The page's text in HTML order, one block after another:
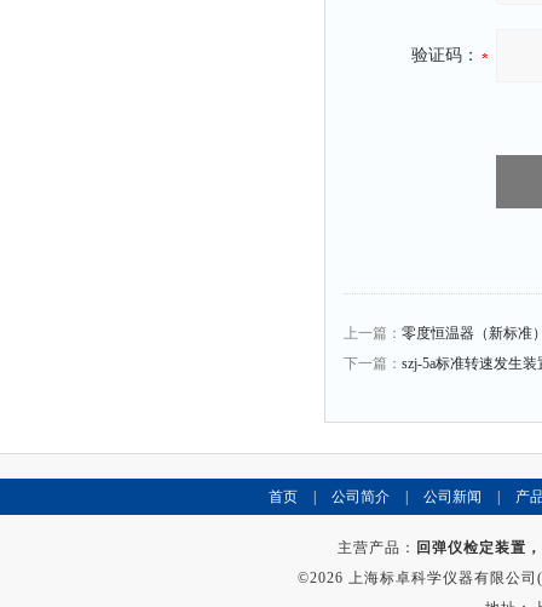
验证码：
上一篇： 零度恒温器（新标准
下一篇： szj-5a标准转速发生装
首页 公司简介 公司新闻 产
主营产品： 回弹仪检定装置
©2026 上海标卓科学仪器有限公